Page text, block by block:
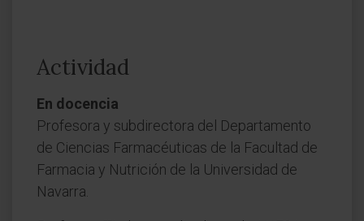
Actividad
En docencia
Profesora y subdirectora del Departamento
de Ciencias Farmacéuticas de la Facultad de
Farmacia y Nutrición de la Universidad de
Navarra.